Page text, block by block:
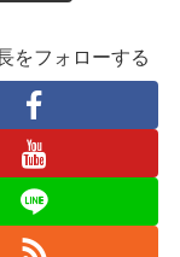
をフォローする